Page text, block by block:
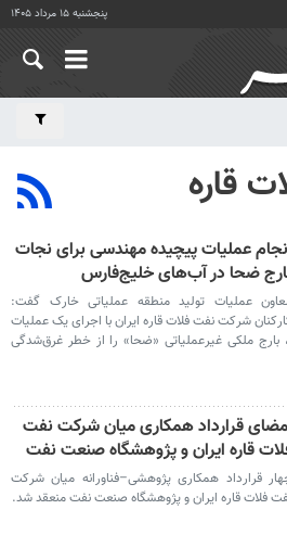
پنجشنبه ۱۵ مرداد ۱۴۰۵
قاره
عملیات پیچیده مهندسی برای نجات
ضحا در آب‌های خلیج‌فارس
عملیات تولید منطقه عملیاتی خارک گفت:
شرکت نفت فلات قاره ایران با اجرای یک عملیات
ملکی غیرعملیاتی «ضحا» را از خطر غرق‌شدگی
قرارداد همکاری میان شرکت نفت
قاره ایران و پژوهشگاه صنعت نفت
قرارداد همکاری پژوهشی–فناورانه میان شرکت
فلات قاره ایران و پژوهشگاه صنعت نفت منعقد شد.